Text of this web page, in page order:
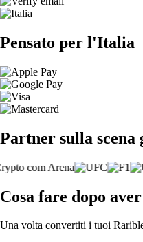
Pensato per l'Italia
Partner sulla scena
Cosa fare dopo
Una volta convertiti i tuoi